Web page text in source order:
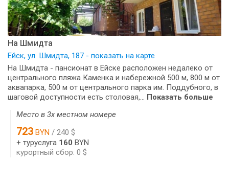
На Шмидта
Ейск, ул. Шмидта, 187 - показать на карте
На Шмидта - пансионат в Ейске расположен недалеко от
центрального пляжа Каменка и набережной 500 м, 800 м от
аквапарка, 500 м от центрального парка им. Поддубного, в
шаговой доступности есть столовая,... Показать больше
Место в 3х местном номере
723 BYN / 240 $
+ туруслуга 160 BYN
курортный сбор: 0 $